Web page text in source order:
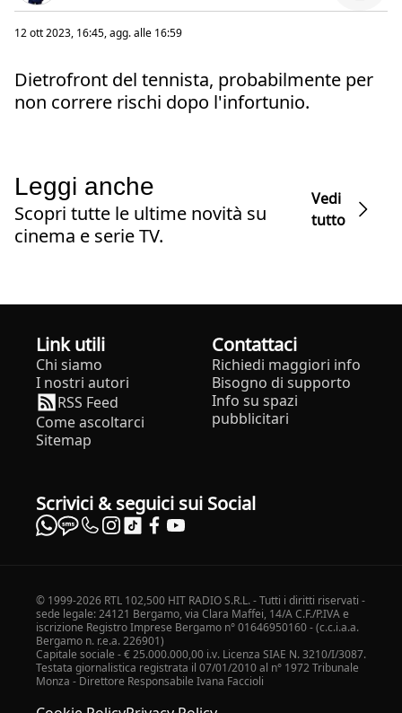
12 ott 2023, 16:45, agg. alle 16:59
Dietrofront del tennista, probabilmente per
non correre rischi dopo l'infortunio.
Leggi anche
Scopri tutte le ultime novità su
cinema e serie TV.
Vedi
tutto
Link utili
Chi siamo
I nostri autori
RSS Feed
Come ascoltarci
Sitemap
Contattaci
Richiedi maggiori info
Bisogno di supporto
Info su spazi
pubblicitari
Scrivici & seguici sui Social
© 1999-2026 RTL 102,500 HIT RADIO S.R.L. - Tutti i diritti riservati -
sede legale: 24121 Bergamo, via Clara Maffei, 14/A C.F./P.IVA e
iscrizione Registro Imprese Bergamo n° 01646950160 - (c.c.i.a.a.
Bergamo n. r.e.a. 226901)
Capitale sociale - € 25.000.000,00 i.v. Licenza SIAE N. 3210/I/3087.
Testata giornalistica registrata il 07/01/2010 al n° 1972 Tribunale
Monza - Direttore Responsabile Ivana Faccioli